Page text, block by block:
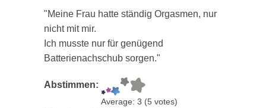
"Meine Frau hatte ständig Orgasmen, nur
nicht mit mir.
Ich musste nur für genügend
Batterienachschub sorgen."
Abstimmen:
Average: 3 (5 votes)